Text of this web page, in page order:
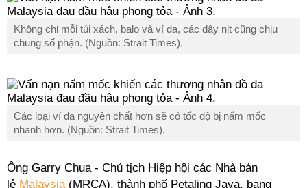
Không chỉ mỗi túi xách, balo và ví da, các dây nịt cũng chịu
chung số phận. (Nguồn: Strait Times).
Các loại ví da nguyên chất hơn sẽ có tốc độ bị nấm mốc
nhanh hơn. (Nguồn: Strait Times).
Ông Garry Chua - Chủ tịch Hiệp hội các Nhà bán
lẻ Malaysia(MRCA), thành phố Petaling Jaya, bang